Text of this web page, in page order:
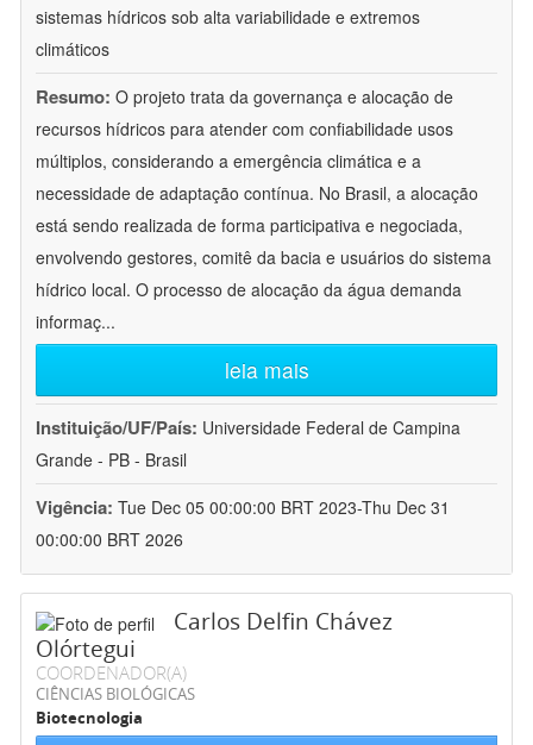
sistemas hídricos sob alta variabilidade e extremos
climáticos
Resumo: O projeto trata da governança e alocação de
recursos hídricos para atender com confiabilidade usos
múltiplos, considerando a emergência climática e a
necessidade de adaptação contínua. No Brasil, a alocação
está sendo realizada de forma participativa e negociada,
envolvendo gestores, comitê da bacia e usuários do sistema
hídrico local. O processo de alocação da água demanda
informaç...
leia mais
Instituição/UF/País: Universidade Federal de Campina
Grande - PB - Brasil
Vigência: Tue Dec 05 00:00:00 BRT 2023-Thu Dec 31
00:00:00 BRT 2026
Carlos Delfin Chávez
Olórtegui
COORDENADOR(A)
CIÊNCIAS BIOLÓGICAS
Biotecnologia